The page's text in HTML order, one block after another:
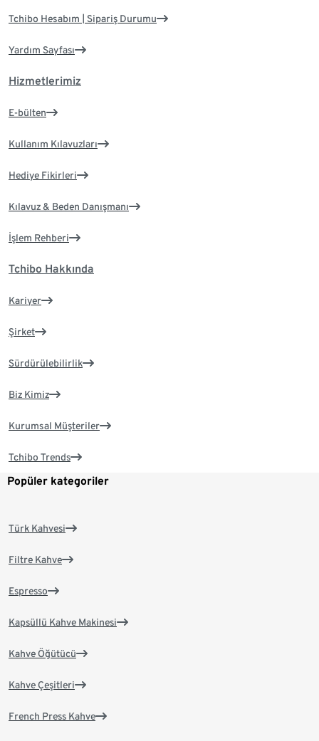
Tchibo Hesabım | Sipariş Durumu
Yardım Sayfası
Hizmetlerimiz
E-bülten
Kullanım Kılavuzları
Hediye Fikirleri
Kılavuz & Beden Danışmanı
İşlem Rehberi
Tchibo Hakkında
Kariyer
Şirket
Sürdürülebilirlik
Biz Kimiz
Kurumsal Müşteriler
Tchibo Trends
Popüler kategoriler
Türk Kahvesi
Filtre Kahve
Espresso
Kapsüllü Kahve Makinesi
Kahve Öğütücü
Kahve Çeşitleri
French Press Kahve